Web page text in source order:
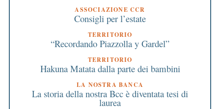
ASSOCIAZIONE CCR
Consigli per l’estate
TERRITORIO
“Recordando Piazzolla y Gardel”
TERRITORIO
Hakuna Matata dalla parte dei bambini
LA NOSTRA BANCA
La storia della nostra Bcc è diventata tesi di
laurea